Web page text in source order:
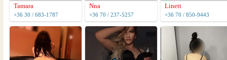
Tamara
+36 30 / 683-1787
Nna
+36 70 / 237-5257
Linett
+36 70 / 850-9443